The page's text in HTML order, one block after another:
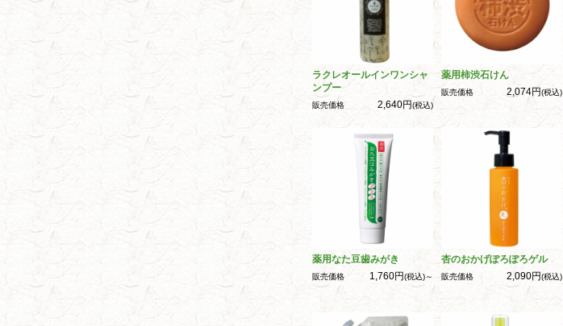
ラクレオールインワンシャ
ンプー
販売価格 2,640円(税込)
薬用柿渋石けん
販売価格 2,074円(税込)
薬用なた豆歯みがき
販売価格 1,760円(税込)～
杏のおかげぽろぽろゲル
販売価格 2,090円(税込)